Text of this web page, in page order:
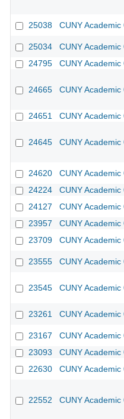
25038 CUNY
25034 CUNY
24795
CUNY
24665 CUNY
24651 CUNY
24645 CUNY
24620
CUNY
24224
CUNY
24127
CUNY
23957
CUNY
23709
CUNY
23555 CUNY
23545 CUNY
23261 CUNY
23167 CUNY
23093
CUNY
22630
CUNY
22552 CUNY